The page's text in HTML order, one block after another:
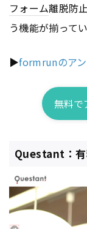
フォーム離脱防
う機能が揃って
▶formrunのア
無料で
Questant：有